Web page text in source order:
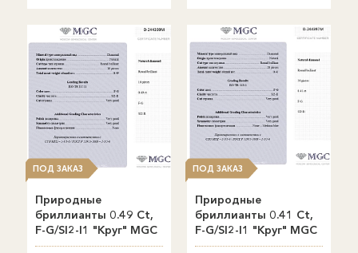
ПОД ЗАКАЗ
Природные
бриллианты 0.49 Ct,
F-G/SI2-I1 "Круг" MGC
ПОД ЗАКАЗ
Природные
бриллианты 0.41 Ct,
F-G/SI2-I1 "Круг" MGC